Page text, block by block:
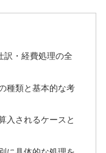
訳・経費処理の全
種類と基本的な考
入されるケースと